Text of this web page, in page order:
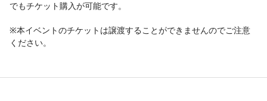
でもチケット購入が可能です。
※本イベントのチケットは譲渡することができませんのでご注意
ください。